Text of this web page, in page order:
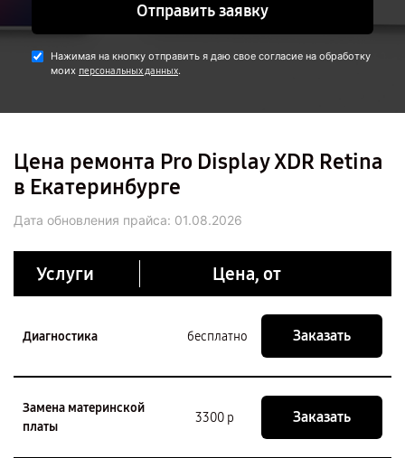
Отправить заявку
Нажимая на кнопку отправить я даю свое согласие на обработку
моих персональных данных.
Цена ремонта Pro Display XDR Retina
в Екатеринбурге
Дата обновления прайса: 01.08.2026
Услуги Цена, от
Диагностика бесплатно Заказать
Замена материнской
платы
3300 р Заказать